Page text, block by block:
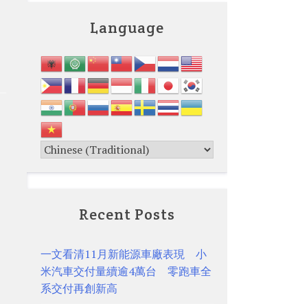
Language
Recent Posts
一文看清11月新能源車廠表現 小
米汽車交付量續逾4萬台 零跑車全
系交付再創新高